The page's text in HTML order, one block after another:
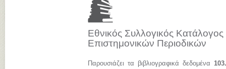
Εθνικός Συλλογικός Κατάλογος
Επιστημονικών Περιοδικών
Παρουσιάζει τα βιβλιογραφικά δεδομένα